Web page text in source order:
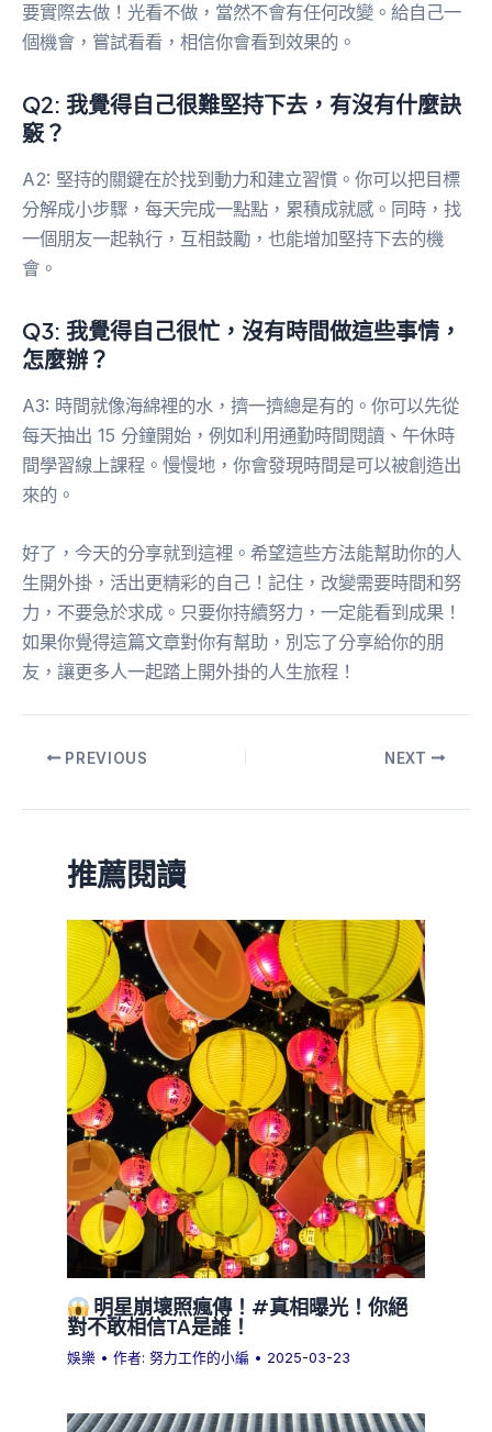
要實際去做！光看不做，當然不會有任何改變。給自己一
個機會，嘗試看看，相信你會看到效果的。
Q2: 我覺得自己很難堅持下去，有沒有什麼訣
竅？
A2: 堅持的關鍵在於找到動力和建立習慣。你可以把目標
分解成小步驟，每天完成一點點，累積成就感。同時，找
一個朋友一起執行，互相鼓勵，也能增加堅持下去的機
會。
Q3: 我覺得自己很忙，沒有時間做這些事情，
怎麼辦？
A3: 時間就像海綿裡的水，擠一擠總是有的。你可以先從
每天抽出 15 分鐘開始，例如利用通勤時間閱讀、午休時
間學習線上課程。慢慢地，你會發現時間是可以被創造出
來的。
好了，今天的分享就到這裡。希望這些方法能幫助你的人
生開外掛，活出更精彩的自己！記住，改變需要時間和努
力，不要急於求成。只要你持續努力，一定能看到成果！
如果你覺得這篇文章對你有幫助，別忘了分享給你的朋
友，讓更多人一起踏上開外掛的人生旅程！
PREVIOUS NEXT
推薦閱讀
明星崩壞照瘋傳！#真相曝光！你絕
對不敢相信TA是誰！
娛樂 • 作者:努力工作的小編 • 2025-03-23